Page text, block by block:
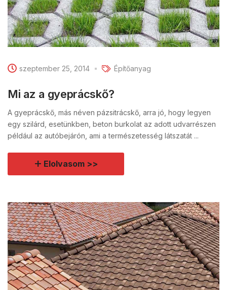
szeptember 25, 2014 Építőanyag
Mi az a gyeprácskő?
A gyeprácskő, más néven pázsitrácskő, arra jó, hogy legyen
egy szilárd, esetünkben, beton burkolat az adott udvarrészen
például az autóbejárón, ami a természetesség látszatát ...
Elolvasom >>